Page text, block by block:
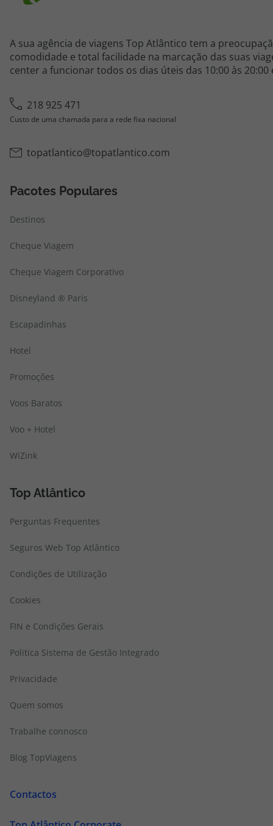
A sua agência de viagens Top Atlântico tem a
comodidade e total facilidade na marcação das suas
center a funcionar todos os dias úteis das 10:00 às 20:00
218 925 471
Custo de uma chamada para a rede fixa nacional
topatlantico@topatlantico.com
Pacotes Populares
Destinos
Cheque Viagem
Cheque Viagem Corporativo
Disneyland ® Paris
Escapadinhas
Hotel
Promoções
Voos Baratos
Voo + Hotel
WiZink
Top Atlântico
Perguntas Frequentes
Seguros Web Top Atlântico
Condições de Utilização
Cookies
FIN e Condições Gerais
Politica Sistema de Gestão Integrado
Privacidade
Quem somos
Trabalhe connosco
Blog TopViagens
Contactos